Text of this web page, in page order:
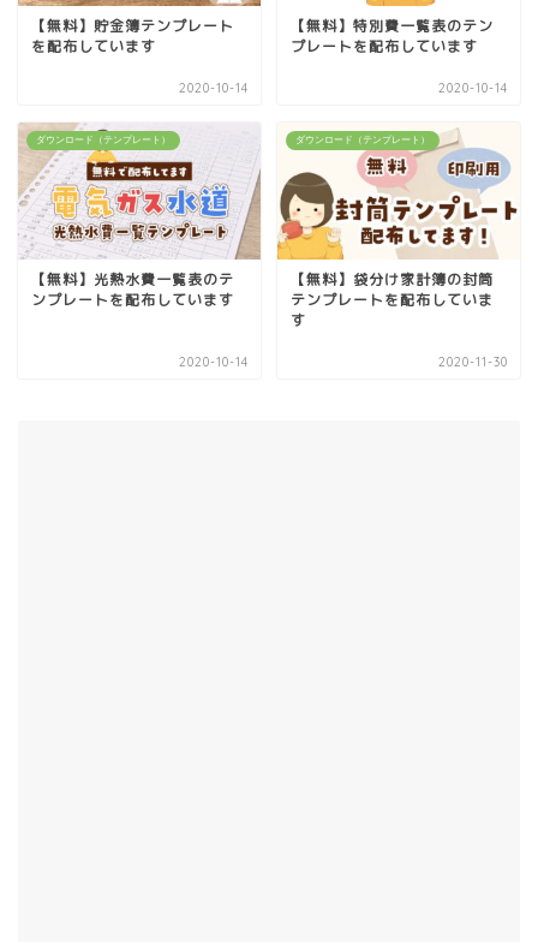
【無料】貯金簿テンプレート
を配布しています
2020-10-14
【無料】特別費一覧表のテン
プレートを配布しています
2020-10-14
ダウンロード（テンプレート）
【無料】光熱水費一覧表のテ
ンプレートを配布しています
2020-10-14
ダウンロード（テンプレート）
【無料】袋分け家計簿の封筒
テンプレートを配布していま
す
2020-11-30